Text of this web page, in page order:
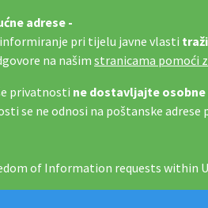
adrese -
pri tijelu javne vlasti
na našim stranicama pomoći
privatnosti ne dostavljajte
se ne odnosi na poštanske
of Information requests within